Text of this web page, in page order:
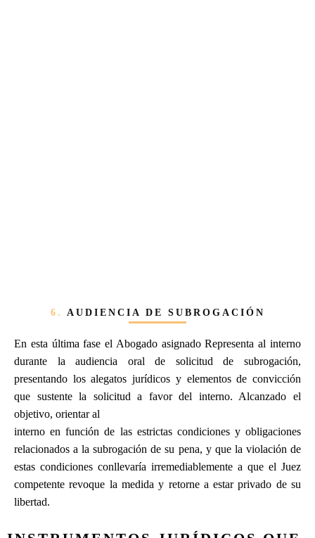
6. AUDIENCIA DE SUBROGACIÓN
En esta última fase el Abogado asignado Representa al interno
durante la audiencia oral de solicitud de subrogación,
presentando los alegatos jurídicos y elementos de convicción
que sustente la solicitud a favor del interno. Alcanzado el
objetivo, orientar al
interno en función de las estrictas condiciones y obligaciones
relacionados a la subrogación de su pena, y que la violación de
estas condiciones conllevaría irremediablemente a que el Juez
competente revoque la medida y retorne a estar privado de su
libertad.